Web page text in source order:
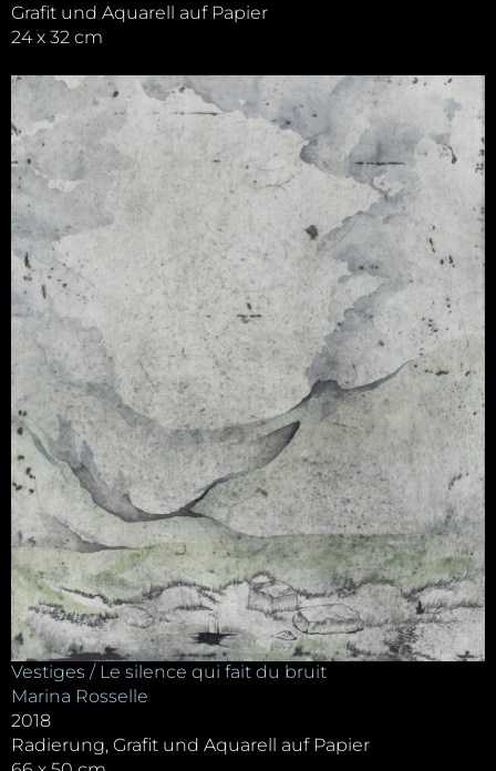
Grafit und Aquarell auf Papier
24 x 32 cm
Vestiges / Le silence qui fait du bruit
Marina Rosselle
2018
Radierung, Grafit und Aquarell auf Papier